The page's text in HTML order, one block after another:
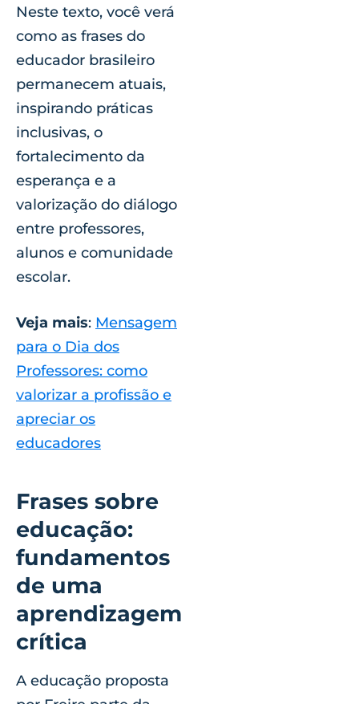
Neste texto, você verá
como as frases do
educador brasileiro
permanecem atuais,
inspirando práticas
inclusivas, o
fortalecimento da
esperança e a
valorização do diálogo
entre professores,
alunos e comunidade
escolar.
Veja mais: Mensagem
para o Dia dos
Professores: como
valorizar a profissão e
apreciar os
educadores
Frases sobre
educação:
fundamentos
de uma
aprendizagem
crítica
A educação proposta